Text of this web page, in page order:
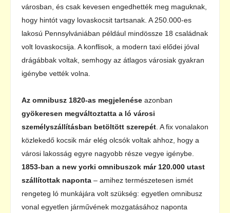
városban, és csak kevesen engedhették meg maguknak,
hogy hintót vagy lovaskocsit tartsanak. A 250.000-es
lakosú Pennsylvániában például mindössze 18 családnak
volt lovaskocsija. A konflisok, a modern taxi elődei jóval
drágábbak voltak, semhogy az átlagos városiak gyakran
igénybe vették volna.
Az omnibusz 1820-as megjelenése azonban
gyökeresen megváltoztatta a ló városi
személyszállításban betöltött szerepét . A fix vonalakon
közlekedő kocsik már elég olcsók voltak ahhoz, hogy a
városi lakosság egyre nagyobb része vegye igénybe.
1853-ban a new yorki omnibuszok már 120.000 utast
szállítottak naponta – amihez természetesen ismét
rengeteg ló munkájára volt szükség: egyetlen omnibusz
vonal egyetlen járművének mozgatásához naponta